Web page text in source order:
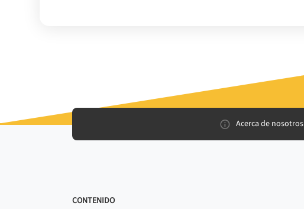
Acerca de nosotros
CONTENIDO